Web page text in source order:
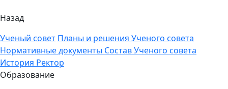
Назад
Ученый совет Планы и решения Ученого совета
Нормативные документы Состав Ученого совета
История Ректор
Образование